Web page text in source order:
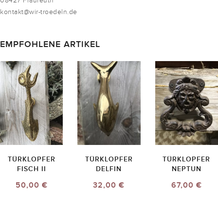
kontakt@wir-troedeln.de
EMPFOHLENE ARTIKEL
TÜRKLOPFER
FISCH II
50,00 €
TÜRKLOPFER
DELFIN
32,00 €
TÜRKLOPFER
NEPTUN
67,00 €